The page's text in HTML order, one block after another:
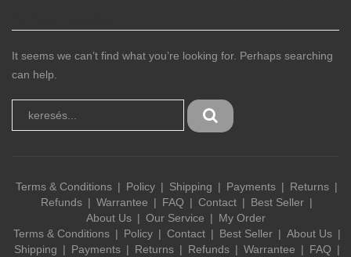
It seems we can’t find what you’re looking for. Perhaps searching
can help.
Terms & Conditions Policy Shipping Payments
Returns
Refunds
Warrantee FAQ Contact
Best Seller
About Us
Our Service
My Order
Terms & Conditions
Policy Contact Best Seller
About Us
Shipping
Payments Returns Refunds Warrantee
FAQ